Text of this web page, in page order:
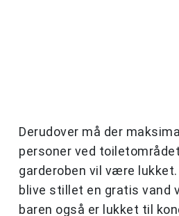
Derudover må der
personer ved
garderoben vil være lukket.
blive stillet en gratis vand
baren også er lukket til